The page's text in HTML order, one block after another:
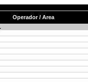
Operador / Area